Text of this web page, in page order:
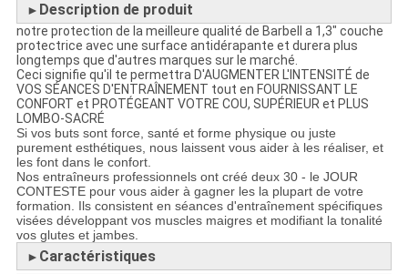
► Description de produit
notre protection de la meilleure qualité de Barbell a 1,3" couche
protectrice avec une surface antidérapante et durera plus
longtemps que d'autres marques sur le marché.
Ceci signifie qu'il te permettra D'AUGMENTER L'INTENSITÉ de
VOS SÉANCES D'ENTRAÎNEMENT tout en FOURNISSANT LE
CONFORT et PROTÉGEANT VOTRE COU, SUPÉRIEUR et PLUS
LOMBO-SACRÉ
Si vos buts sont force, santé et forme physique ou juste
purement esthétiques, nous laissent vous aider à les réaliser, et
les font dans le confort.
Nos entraîneurs professionnels ont créé deux 30 - le JOUR
CONTESTE pour vous aider à gagner les la plupart de votre
formation. Ils consistent en séances d'entraînement spécifiques
visées développant vos muscles maigres et modifiant la tonalité
vos glutes et jambes.
► Caractéristiques